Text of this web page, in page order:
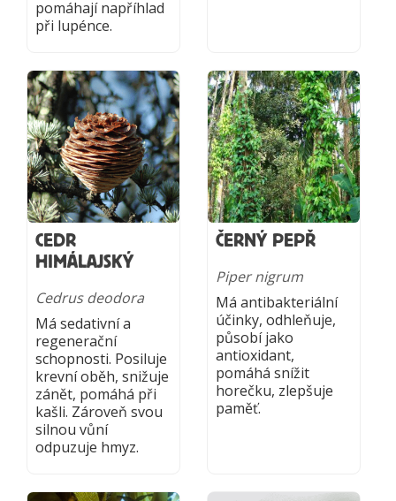
pomáhají napříhlad
při lupénce.
CEDR
HIMÁLAJSKÝ
Cedrus deodora
Má sedativní a
regenerační
schopnosti. Posiluje
krevní oběh, snižuje
zánět, pomáhá při
kašli. Zároveň svou
silnou vůní
odpuzuje hmyz.
ČERNÝ PEPŘ
Piper nigrum
Má antibakteriální
účinky, odhleňuje,
působí jako
antioxidant,
pomáhá snížit
horečku, zlepšuje
paměť.